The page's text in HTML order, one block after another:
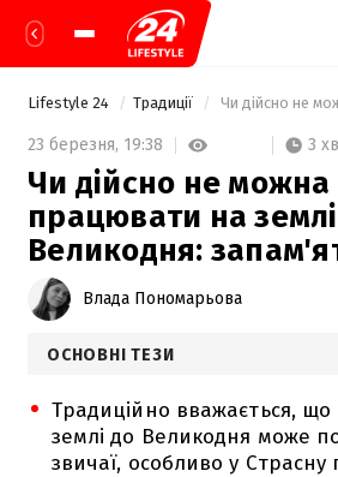
Lifestyle 24 Традиції
23 березня, 19:38 3 хв
Чи дійсно не можна
працювати на
Великодня:
Влада Пономарьова
ОСНОВНІ ТЕЗИ
Традиційно вважається,
землі до Великодня може
звичаї, особливо у